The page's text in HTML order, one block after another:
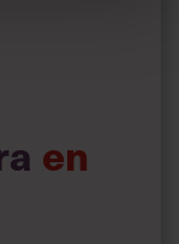
de
som i
en